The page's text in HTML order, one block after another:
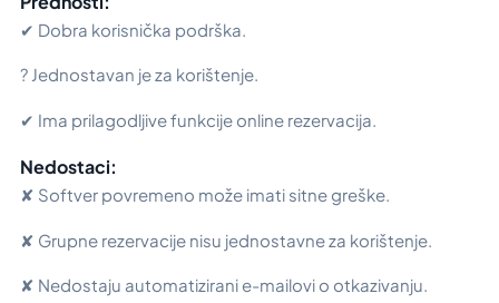
✔ Dobra korisnička podrška.
? Jednostavan je za korištenje.
✔ Ima prilagodljive funkcije online rezervacija.
Nedostaci:
✘ Softver povremeno može imati sitne greške.
✘ Grupne rezervacije nisu jednostavne za korištenje.
✘ Nedostaju automatizirani e-mailovi o otkazivanju.